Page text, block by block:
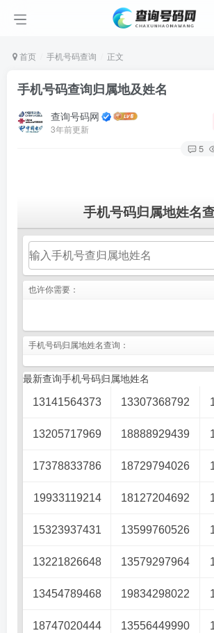
首页 手机号码查询 正文
手机号码查询归属地及姓名
查询号码网
3年前更新
5